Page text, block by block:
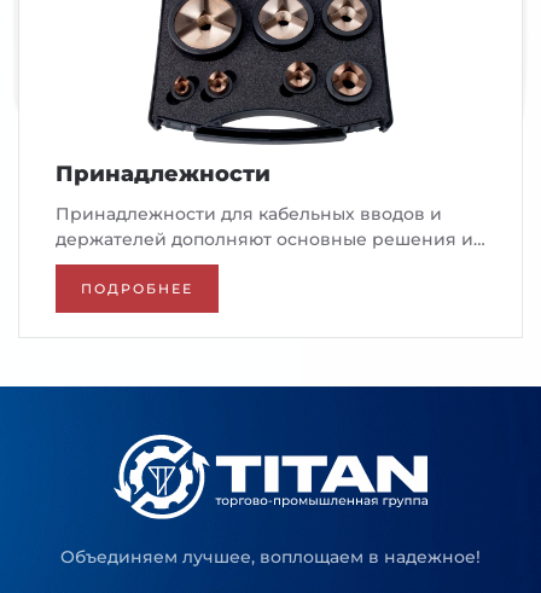
Принадлежности
Принадлежности для кабельных вводов и
держателей дополняют основные решения и…
ПОДРОБНЕЕ
Объединяем лучшее, воплощаем в надежное!